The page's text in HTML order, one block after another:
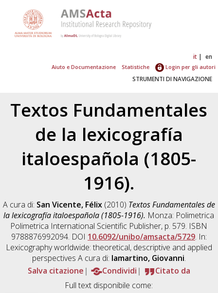
it en
Aiuto e Documentazione Statistiche Login per gli autori
STRUMENTI DI NAVIGAZIONE
Textos Fundamentales
de la lexicografía
italoespañola (1805-
1916).
A cura di: San Vicente, Félix(2010) Textos Fundamentales de
la lexicografía italoespañola (1805-1916). Monza: Polimetrica
Polimetrica International Scientific Publisher, p. 579. ISBN
9788876992094. DOI 10.6092/unibo/amsacta/5729. In:
Lexicography worldwide: theoretical, descriptive and applied
perspectives A cura di: Iamartino, Giovanni.
Salva citazione
Condividi
Citato da
Full text disponibile come: